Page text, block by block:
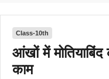
Class-10th
आंखों में
काम